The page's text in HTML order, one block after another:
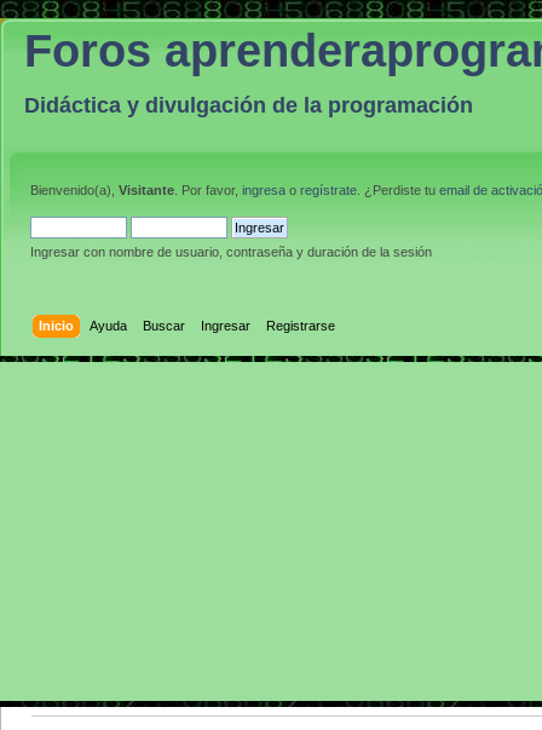
Foros
Didáctica y divulgación de la programación
Bienvenido(a), Visitante . Por favor, ingresa o regístrate . ¿Perdiste tu email de
Ingresar con nombre de usuario, contraseña y duración de la sesión
Inicio Ayuda Buscar Ingresar Registrarse